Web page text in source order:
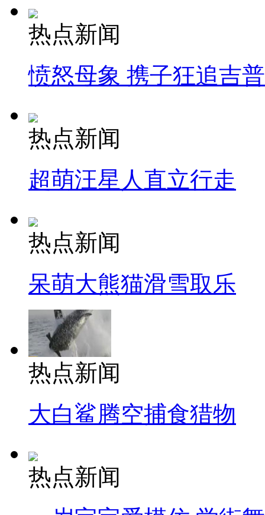
热点新闻
愤怒母象 携子狂追吉
热点新闻
超萌汪星人直立行走
热点新闻
呆萌大熊猫滑雪取乐
热点新闻
大白鲨腾空捕食猎物
热点新闻